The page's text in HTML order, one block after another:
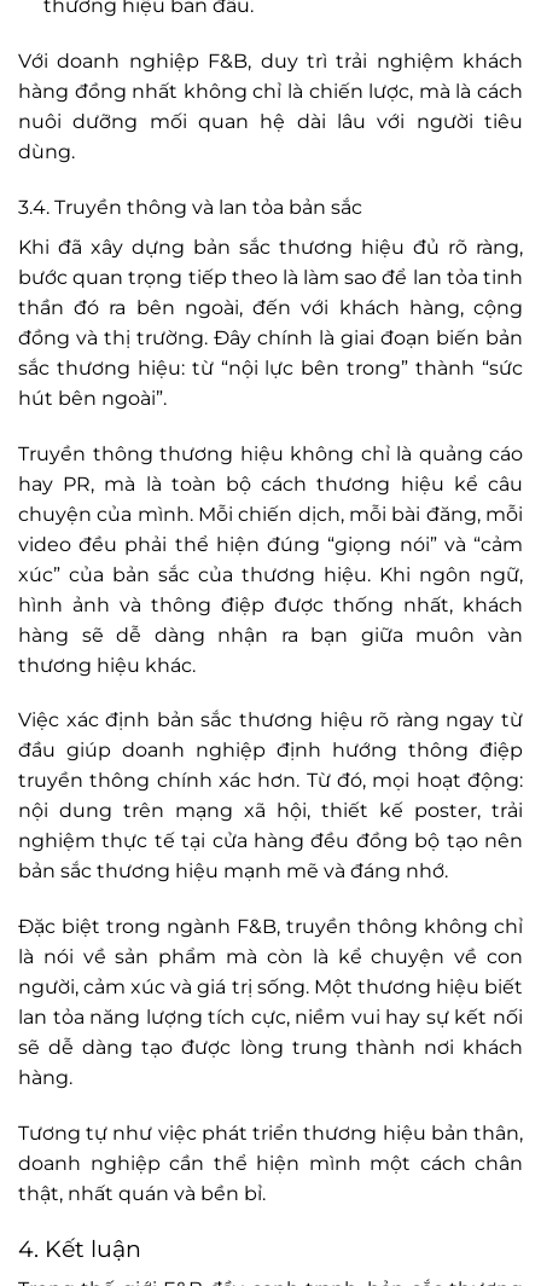
thương hiệu ban đầu.
Với doanh nghiệp F&B, duy trì trải nghiệm khách
hàng đồng nhất không chỉ là chiến lược, mà là cách
nuôi dưỡng mối quan hệ dài lâu với người tiêu
dùng.
3.4. Truyền thông và lan tỏa bản sắc
Khi đã xây dựng bản sắc thương hiệu đủ rõ ràng,
bước quan trọng tiếp theo là làm sao để lan tỏa tinh
thần đó ra bên ngoài, đến với khách hàng, cộng
đồng và thị trường. Đây chính là giai đoạn biến bản
sắc thương hiệu: từ “nội lực bên trong” thành “sức
hút bên ngoài”.
Truyền thông thương hiệu không chỉ là quảng cáo
hay PR, mà là toàn bộ cách thương hiệu kể câu
chuyện của mình. Mỗi chiến dịch, mỗi bài đăng, mỗi
video đều phải thể hiện đúng “giọng nói” và “cảm
xúc” của bản sắc của thương hiệu. Khi ngôn ngữ,
hình ảnh và thông điệp được thống nhất, khách
hàng sẽ dễ dàng nhận ra bạn giữa muôn vàn
thương hiệu khác.
Việc xác định bản sắc thương hiệu rõ ràng ngay từ
đầu giúp doanh nghiệp định hướng thông điệp
truyền thông chính xác hơn. Từ đó, mọi hoạt động:
nội dung trên mạng xã hội, thiết kế poster, trải
nghiệm thực tế tại cửa hàng đều đồng bộ tạo nên
bản sắc thương hiệu mạnh mẽ và đáng nhớ.
Đặc biệt trong ngành F&B, truyền thông không chỉ
là nói về sản phẩm mà còn là kể chuyện về con
người, cảm xúc và giá trị sống. Một thương hiệu biết
lan tỏa năng lượng tích cực, niềm vui hay sự kết nối
sẽ dễ dàng tạo được lòng trung thành nơi khách
hàng.
Tương tự như việc phát triển thương hiệu bản thân,
doanh nghiệp cần thể hiện mình một cách chân
thật, nhất quán và bền bỉ.
4. Kết luận